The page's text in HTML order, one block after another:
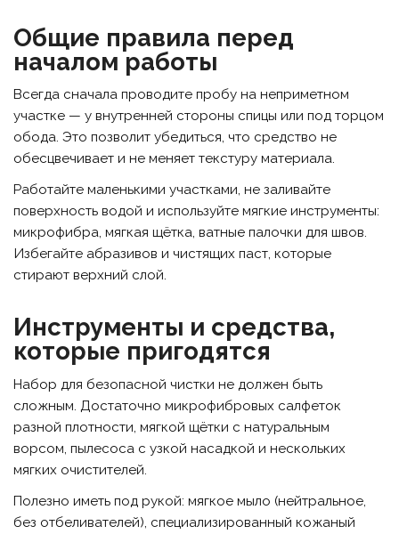
Общие правила перед
началом работы
Всегда сначала проводите пробу на неприметном
участке — у внутренней стороны спицы или под торцом
обода. Это позволит убедиться, что средство не
обесцвечивает и не меняет текстуру материала.
Работайте маленькими участками, не заливайте
поверхность водой и используйте мягкие инструменты:
микрофибра, мягкая щётка, ватные палочки для швов.
Избегайте абразивов и чистящих паст, которые
стирают верхний слой.
Инструменты и средства,
которые пригодятся
Набор для безопасной чистки не должен быть
сложным. Достаточно микрофибровых салфеток
разной плотности, мягкой щётки с натуральным
ворсом, пылесоса с узкой насадкой и нескольких
мягких очистителей.
Полезно иметь под рукой: мягкое мыло (нейтральное,
без отбеливателей), специализированный кожаный